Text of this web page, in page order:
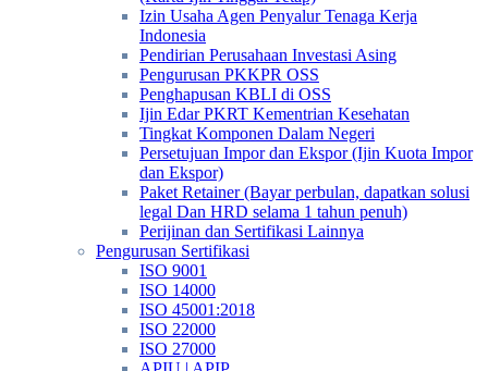
Izin Usaha Agen Penyalur Tenaga Kerja
Indonesia
Pendirian Perusahaan Investasi Asing
Pengurusan PKKPR OSS
Penghapusan KBLI di OSS
Ijin Edar PKRT Kementrian Kesehatan
Tingkat Komponen Dalam Negeri
Persetujuan Impor dan Ekspor (Ijin Kuota Impor
dan Ekspor)
Paket Retainer (Bayar perbulan, dapatkan solusi
legal Dan HRD selama 1 tahun penuh)
Perijinan dan Sertifikasi Lainnya
Pengurusan Sertifikasi
ISO 9001
ISO 14000
ISO 45001:2018
ISO 22000
ISO 27000